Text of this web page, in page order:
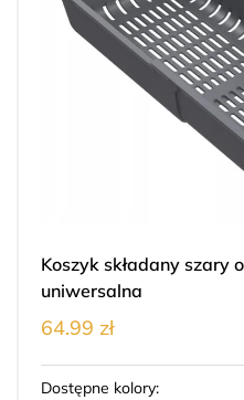
Koszyk składany szary
uniwersalna
64.99 zł
Dostępne kolory: